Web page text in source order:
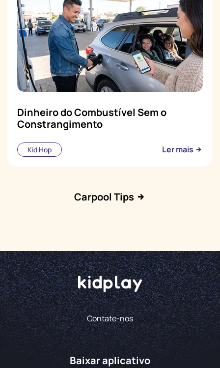
Dinheiro do Combustível Sem o
Constrangimento
Kid Hop Ler mais
Carpool Tips
Contate-nos
Baixar aplicativo